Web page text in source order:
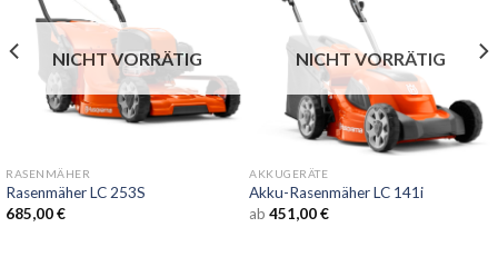
NICHT VORRÄTIG
RASENMÄHER
Rasenmäher LC 253S
685,00€
NICHT VORRÄTIG
AKKUGERÄTE
Akku-Rasenmäher LC 141i
ab 451,00€